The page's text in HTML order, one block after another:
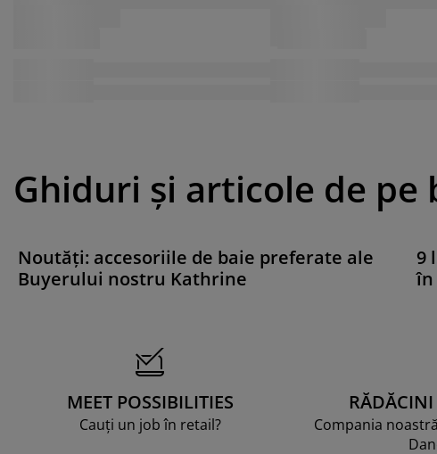
Ghiduri și articole de pe
Noutăți: accesoriile de baie preferate ale
Buyerului nostru Kathrine
9
în
MEET POSSIBILITIES
Cauți un job în retail?
Compania